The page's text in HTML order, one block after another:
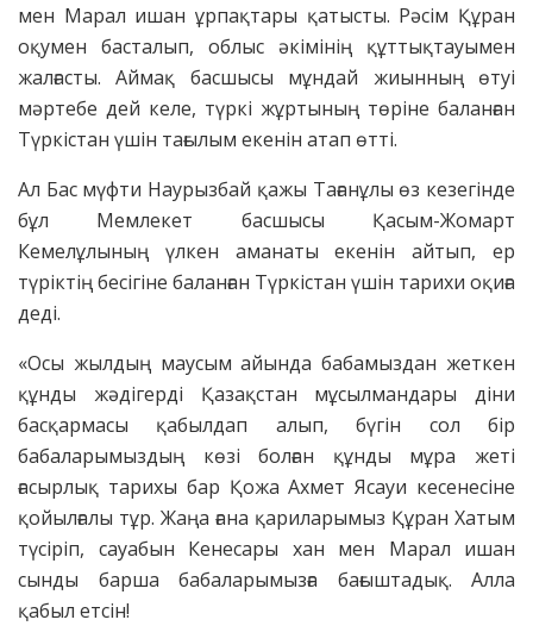
мен Марал ишан ұрпақтары қатысты. Рәсім Құран
оқумен басталып, облыс әкімінің құттықтауымен
жалғасты. Аймақ басшысы мұндай жиынның өтуі
мәртебе дей келе, түркі жұртының төріне баланған
Түркістан үшін тағылым екенін атап өтті.
Ал Бас мүфти Наурызбай қажы Тағанұлы өз кезегінде
бұл Мемлекет басшысы Қасым-Жомарт
Кемелұлының үлкен аманаты екенін айтып, ер
түріктің бесігіне баланған Түркістан үшін тарихи оқиға
деді.
«Осы жылдың маусым айында бабамыздан жеткен
құнды жәдігерді Қазақстан мұсылмандары діни
басқармасы қабылдап алып, бүгін сол бір
бабаларымыздың көзі болған құнды мұра жеті
ғасырлық тарихы бар Қожа Ахмет Ясауи кесенесіне
қойылғалы тұр. Жаңа ғана қариларымыз Құран Хатым
түсіріп, сауабын Кенесары хан мен Марал ишан
сынды барша бабаларымызға бағыштадық. Алла
қабыл етсін!